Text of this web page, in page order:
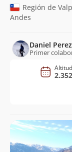
Región de
Andes
Daniel Perez
Primer
Altitud